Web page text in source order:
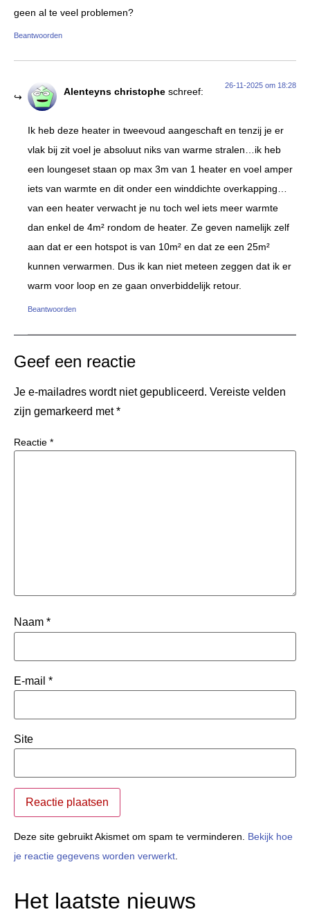
geen al te veel problemen?
Beantwoorden
Alenteyns christophe schreef:
26-11-2025 om 18:28
Ik heb deze heater in tweevoud aangeschaft en tenzij je er
vlak bij zit voel je absoluut niks van warme stralen…ik heb
een loungeset staan op max 3m van 1 heater en voel amper
iets van warmte en dit onder een winddichte overkapping…
van een heater verwacht je nu toch wel iets meer warmte
dan enkel de 4m² rondom de heater. Ze geven namelijk zelf
aan dat er een hotspot is van 10m² en dat ze een 25m²
kunnen verwarmen. Dus ik kan niet meteen zeggen dat ik er
warm voor loop en ze gaan onverbiddelijk retour.
Beantwoorden
Geef een reactie
Je e-mailadres wordt niet gepubliceerd. Vereiste velden
zijn gemarkeerd met*
Reactie *
Naam *
E-mail *
Site
Deze site gebruikt Akismet om spam te verminderen. Bekijk hoe
je reactie gegevens worden verwerkt
Het laatste nieuws